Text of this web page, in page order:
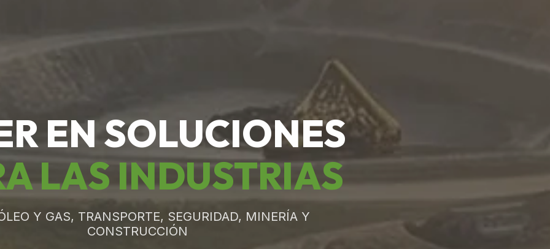
EN SOLUCIONES
LAS INDUSTRIAS
Y GAS, TRANSPORTE, SEGURIDAD, MINERÍA Y
CONSTRUCCIÓN